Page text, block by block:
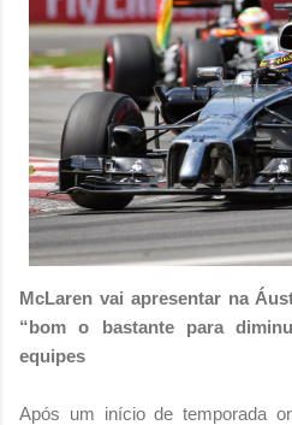
McLaren vai apresentar na
“bom o bastante para
equipes
Após um início de temporada